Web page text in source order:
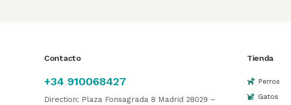
Contacto
+34 910068427
Direction: Plaza Fonsagrada 8 Madrid 28029 –
Tienda
Perros
Gatos